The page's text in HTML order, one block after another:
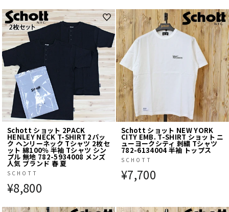
Schott ショット 2PACK
HENLEY NECK T-SHIRT 2パッ
ク ヘンリーネック Tシャツ 2枚セ
ット 綿100％ 半袖 Tシャツ シン
プル 無地 782-5934008 メンズ
人気 ブランド 春 夏
SCHOTT
¥8,800
Schott ショット NEW YORK
CITY EMB. T-SHIRT ショット ニ
ューヨークシティ 刺繍 Tシャツ
782-6134004 半袖 トップス
SCHOTT
¥7,700